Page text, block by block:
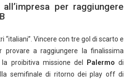
per raggiungere
“italiani”. Vincere con tre gol di scarto e
provare a raggiungere la finalissima
proibitiva missione del
Palermo di
semifinale di ritorno dei play off di